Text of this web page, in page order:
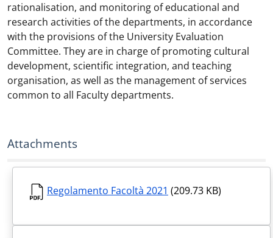
rationalisation, and monitoring of educational and
research activities of the departments, in accordance
with the provisions of the University Evaluation
Committee. They are in charge of promoting cultural
development, scientific integration, and teaching
organisation, as well as the management of services
common to all Faculty departments.
Attachments
Regolamento Facoltà 2021 (209.73 KB)